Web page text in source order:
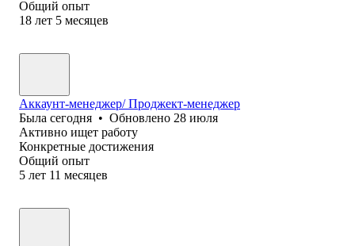
Общий опыт
18 лет 5 месяцев
Аккаунт-менеджер/ Проджект-менеджер
Была сегодня • Обновлено 28 июля
Активно ищет работу
Конкретные достижения
Общий опыт
5 лет 11 месяцев